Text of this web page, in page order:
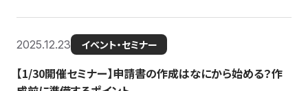
2025.12.23 イベント・セミナー
【1/30開催セミナー】申請書の作成はなにから始める？作